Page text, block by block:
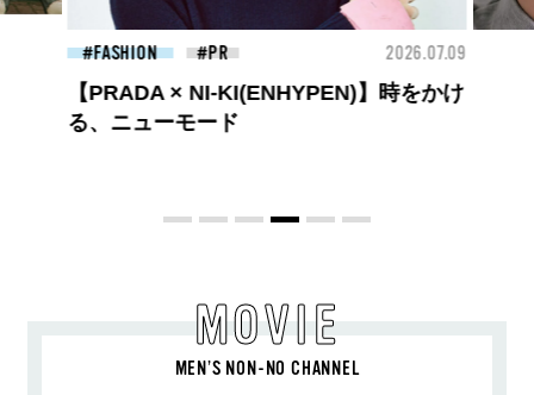
FASHION 2026.07.09
高橋璃央と、ジュエッテの出会い。夏の
定番、ピンクゴールドが印象的
MOVIE
MEN’S NON-NO CHANNEL